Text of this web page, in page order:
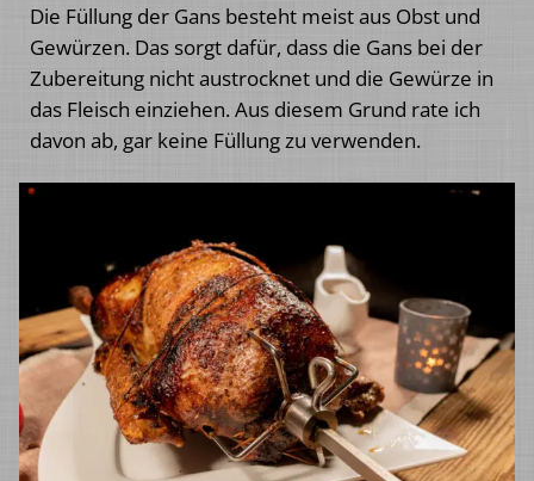
Die Füllung der Gans besteht meist aus Obst und
Gewürzen. Das sorgt dafür, dass die Gans bei der
Zubereitung nicht austrocknet und die Gewürze in
das Fleisch einziehen. Aus diesem Grund rate ich
davon ab, gar keine Füllung zu verwenden.